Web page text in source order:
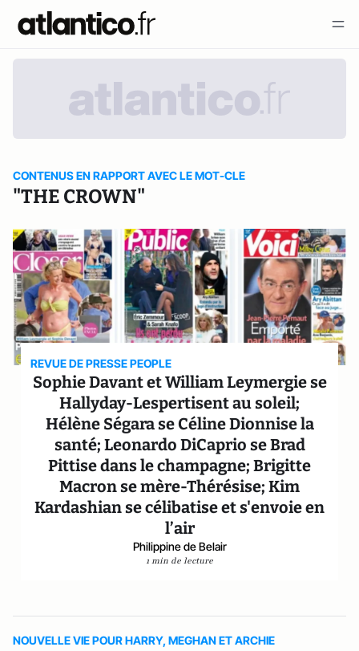
CONTENUS EN RAPPORT AVEC LE MOT-CLE
"THE CROWN"
REVUE DE PRESSE PEOPLE
Sophie Davant et William Leymergie se
Hallyday-Lespertisent au soleil;
Hélène Ségara se Céline Dionnise la
santé; Leonardo DiCaprio se Brad
Pittise dans le champagne; Brigitte
Macron se mère-Thérésise; Kim
Kardashian se célibatise et s'envoie en
l’air
Philippine de Belair
1 min de lecture
NOUVELLE VIE POUR HARRY, MEGHAN ET ARCHIE